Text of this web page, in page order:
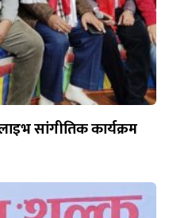
लाइभ सांगीतिक कार्यक्रम